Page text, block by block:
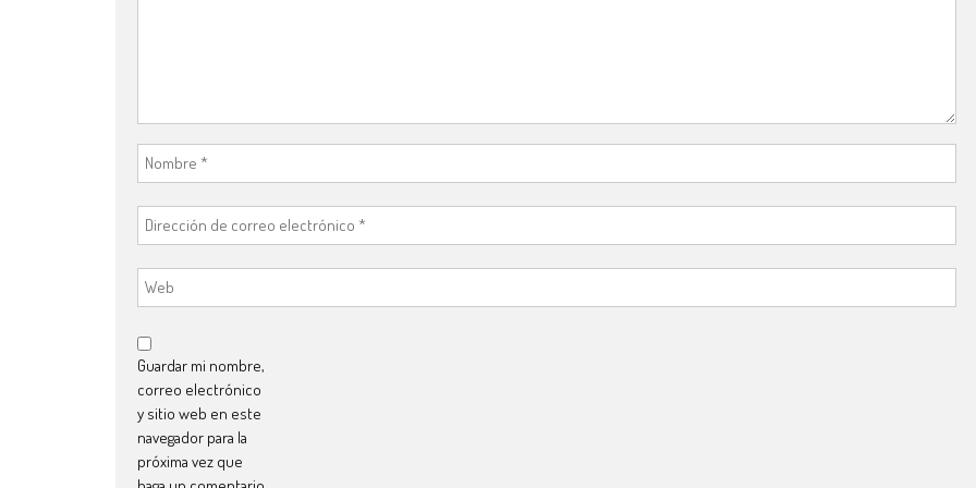
Guardar mi nombre,
correo electrónico
y sitio web en este
navegador para la
próxima vez que